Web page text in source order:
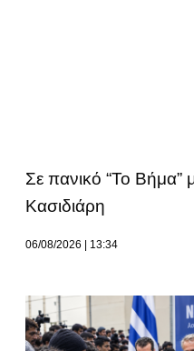
Σε πανικό “Το Βήμα”
Κασιδιάρη
06/08/2026 13:34